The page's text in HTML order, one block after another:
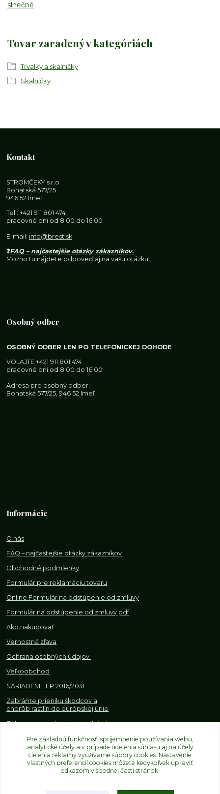
slnečné
Tovar zaradený v kategóriách
Trvalky a skalničky
Skalničky
Kontakt
STROMČEKY s.r.o.
Bohatská 577/25
946 52 Imeľ
Tel.:+421 911 801 474
pracovné dni od 8:00 do 16:00
E-mail: info@brest.sk
❓FAQ – najčastejšie otázky zákazníkov.
Možno tu nájdete odpoveď aj na vašu otázku
Osobný odber
OSOBNÝ ODBER LEN PO TELEFONICKEJ DOHODE
VOLAJTE+421 911 801 474
pracovné dni od 8:00 do 16:00
Adresa pre osobný odber:
Bohatská 577/25, 946 52 Imeľ
Informácie
O nás
FAQ – najčastejšie otázky zákazníkov
Obchodné podmienky
Formulár pre reklamáciu tovaru
Online Formulár na odstúpenie od zmluvy
Formulár na odstúpenie od zmluvy pdf
Ako nakupovať
Vernostná zľava
Ochrana osobných údajov
Veľkoobchod
NARIADENIE EP 2016/2031
Zabráňte prieniku škodcov a
chorôb rastlín do európskej únie
Zákazy, obmedzenia a osobitné
obchodovaní s rastlinami
Pre základnú funkčnosť, spríjemnenie používania webu,
analytické účely a v prípade udelenia súhlasu aj na účely
cielenia reklamy využívame súbory cookies. Nastavenie
vlastných preferencií cookies môžete kedykoľvek upraviť
odkazom v spodnej časti stránok.